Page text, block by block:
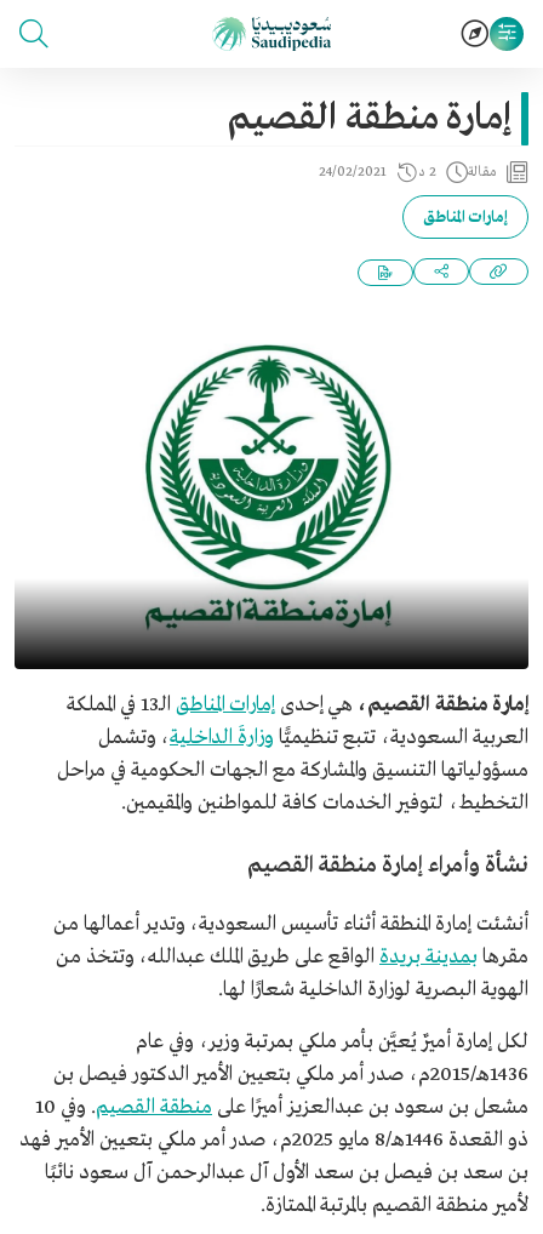
إمارة منطقة القصيم
مقالة 2 د 24/02/2021
إمارات المناطق
إمارة منطقة القصيم، هي إحدى إمارات المناطق
الـ13 في المملكة
العربية السعودية، تتبع تنظيميًّا وزارةَ الداخلية، وتشمل
مسؤولياتها التنسيق والمشاركة مع الجهات الحكومية في مراحل
التخطيط، لتوفير الخدمات كافة للمواطنين والمقيمين.
نشأة وأمراء إمارة منطقة القصيم
أنشئت إمارة المنطقة أثناء تأسيس السعودية، وتدير أعمالها من
مقرها بمدينة بريدة الواقع على طريق الملك عبدالله، وتتخذ من
الهوية البصرية لوزارة الداخلية شعارًا لها.
لكل إمارة أميرٌ يُعيَّن بأمر ملكي بمرتبة وزير، وفي عام
1436هـ/2015م، صدر أمر ملكي بتعيين الأمير الدكتور فيصل بن
مشعل بن سعود بن عبدالعزيز أميرًا على منطقة القصيم
. وفي 10
ذو القعدة 1446هـ/8 مايو 2025م، صدر أمر ملكي بتعيين الأمير فهد
بن سعد بن فيصل بن سعد الأول آل عبدالرحمن آل سعود نائبًا
لأمير منطقة القصيم بالمرتبة الممتازة.